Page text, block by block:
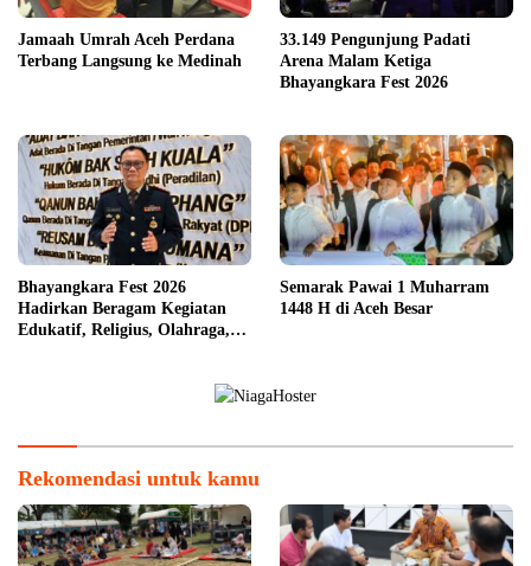
Jamaah Umrah Aceh Perdana
Terbang Langsung ke Medinah
33.149 Pengunjung Padati
Arena Malam Ketiga
Bhayangkara Fest 2026
Bhayangkara Fest 2026
Hadirkan Beragam Kegiatan
Edukatif, Religius, Olahraga,
Semarak Pawai 1 Muharram
1448 H di Aceh Besar
Rekomendasi untuk kamu